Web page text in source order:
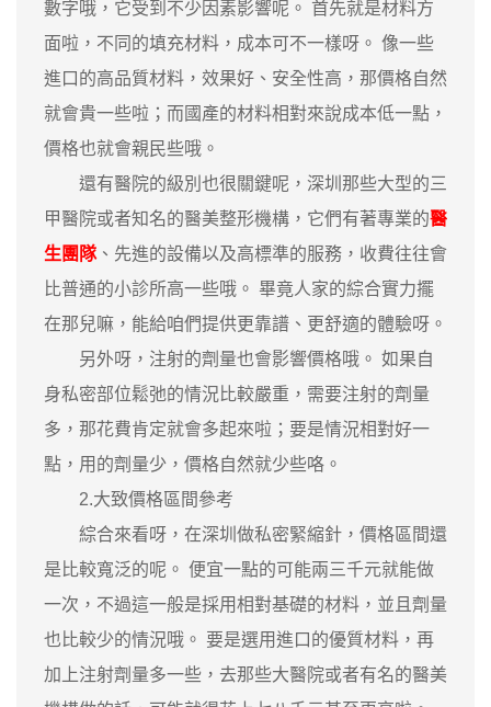
數字哦，它受到不少因素影響呢。 首先就是材料方
面啦，不同的填充材料，成本可不一樣呀。 像一些
進口的高品質材料，效果好、安全性高，那價格自然
就會貴一些啦；而國產的材料相對來說成本低一點，
價格也就會親民些哦。
還有醫院的級別也很關鍵呢，深圳那些大型的三
甲醫院或者知名的醫美整形機構，它們有著專業的醫
生團隊、先進的設備以及高標準的服務，收費往往會
比普通的小診所高一些哦。 畢竟人家的綜合實力擺
在那兒嘛，能給咱們提供更靠譜、更舒適的體驗呀。
另外呀，注射的劑量也會影響價格哦。 如果自
身私密部位鬆弛的情況比較嚴重，需要注射的劑量
多，那花費肯定就會多起來啦；要是情況相對好一
點，用的劑量少，價格自然就少些咯。
2.大致價格區間參考
綜合來看呀，在深圳做私密緊縮針，價格區間還
是比較寬泛的呢。 便宜一點的可能兩三千元就能做
一次，不過這一般是採用相對基礎的材料，並且劑量
也比較少的情況哦。 要是選用進口的優質材料，再
加上注射劑量多一些，去那些大醫院或者有名的醫美